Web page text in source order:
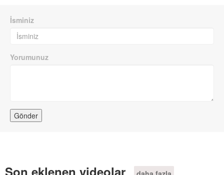
İsminiz
Yorumunuz
Son eklenen videolar